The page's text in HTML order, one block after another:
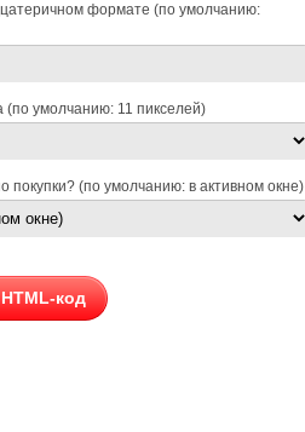
формате (по умолчанию:
умолчанию: 11 пикселей)
покупки? (по умолчанию: в активном окне)
код